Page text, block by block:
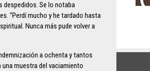
despedidos. Se lo notaba
“Perdí mucho y he tardado hasta
Nunca más pude volver a
a ochenta y tantos
muestra del vaciamiento